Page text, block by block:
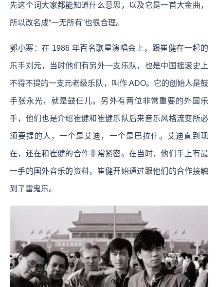
先这个词大家都能知道什么意思，以及它是一首大金曲，
所以改名成“一无所有”也很合理。
郭小寒：在 1986 年百名歌星演唱会上，跟崔健在一起的
乐手刘元，当时他们有另外一支乐队，也是中国摇滚史上
不得不提的一支元老级乐队，叫作 ADO。它的创始人是鼓
手张永光，就是鼓仨儿。另外有两位非常重要的外国乐
手，他们也是介绍崔健和崔健乐队后来音乐风格流变所必
须要提的人，一个是艾迪，一个是巴拉什。艾迪直到现
在，还在和崔健的合作非常紧密。在当时，他们手上有最
一手的国外音乐的资料，崔健开始通过跟他们的合作接触
到了雷鬼乐。